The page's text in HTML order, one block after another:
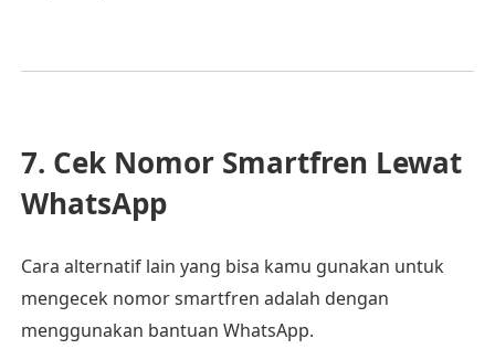
7. Cek Nomor Smartfren Lewat
WhatsApp
Cara alternatif lain yang bisa kamu gunakan untuk
mengecek nomor smartfren adalah dengan
menggunakan bantuan WhatsApp.